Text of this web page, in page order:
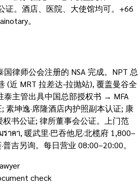
证。酒店、医院、大使馆均可。+66
。
律师公会注册的 NSA 完成。NPT 总
(近 MRT 拉差达-拉抛站), 覆盖曼谷全
泰主管出具中国总部授权书 → MFA
坤逸·席隆酒店内护照副本认证; 康
权书公证; 律所董事会公证。上门范
าคา, 暖武里·巴吞他尼·北榄府 1,800–
普吉另询。每日营业 08:00–20:00。
check